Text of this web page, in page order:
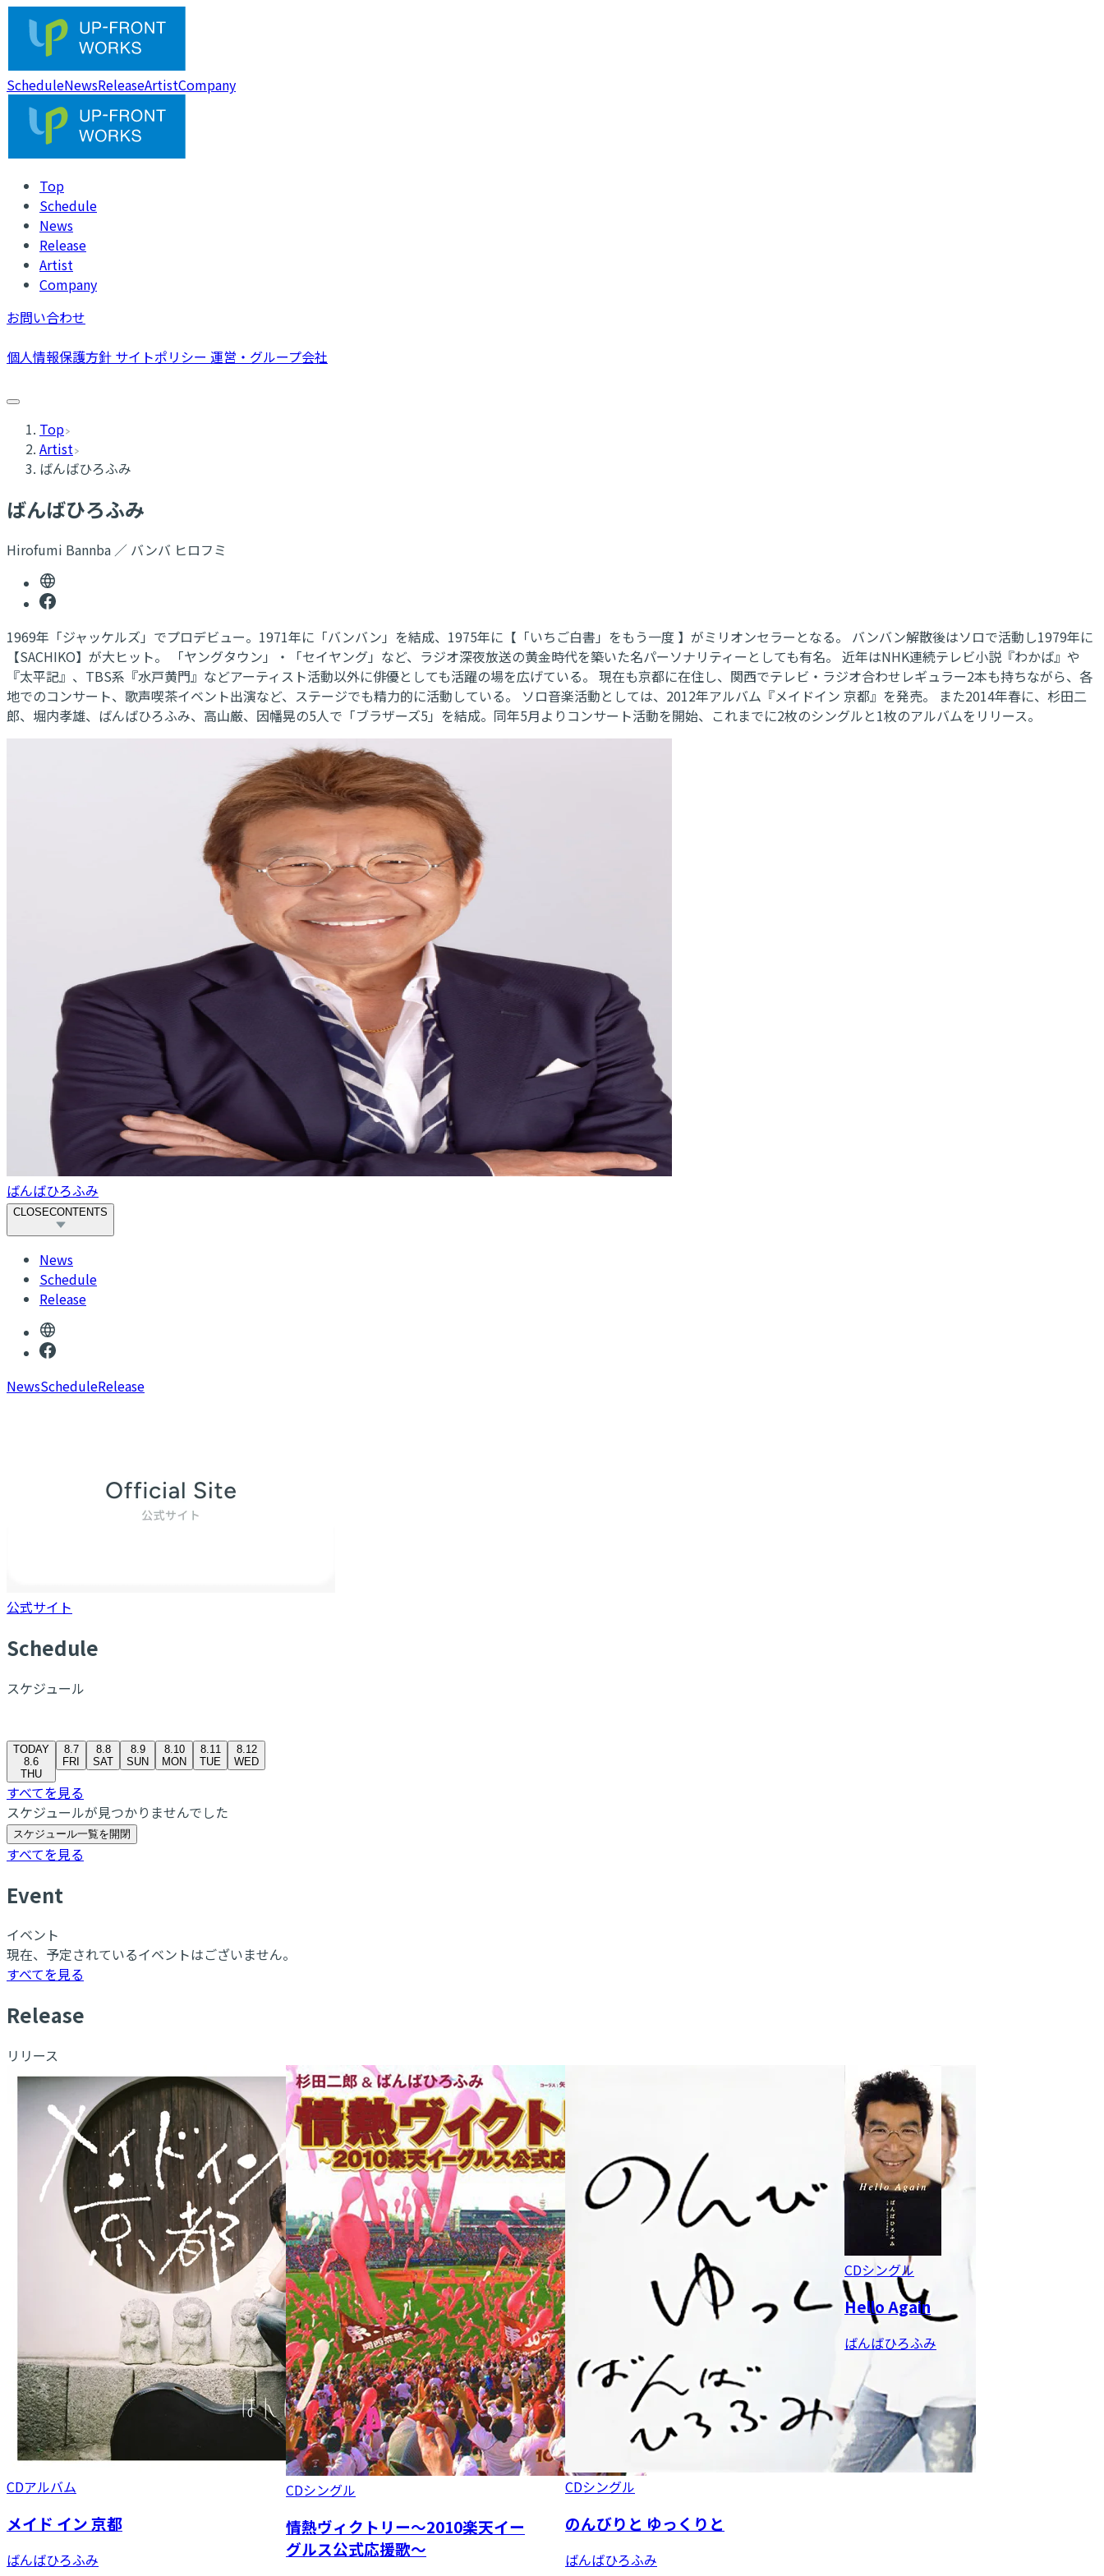
ScheduleNewsReleaseArtistCompany
Top
Schedule
News
Release
Artist
Company
お問い合わせ
個人情報保護方針 サイトポリシー 運営・グループ会社
Top
Artist
ばんばひろふみ
ばんばひろふみ
Hirofumi Bannba ／ バンバ ヒロフミ
1969年「ジャッケルズ」でプロデビュー。1971年に「バンバン」を結成、1975年に【「いちご白書」をもう一度 】がミリオンセラーとなる。 バンバン解散後はソロで活動し1979年に
【SACHIKO】が大ヒット。 「ヤングタウン」・「セイヤング」など、ラジオ深夜放送の黄金時代を築いた名パーソナリティーとしても有名。 近年はNHK連続テレビ小説『わかば』や
『太平記』、TBS系『水戸黄門』などアーティスト活動以外に俳優としても活躍の場を広げている。 現在も京都に在住し、関西でテレビ・ラジオ合わせレギュラー2本も持ちながら、各
地でのコンサート、歌声喫茶イベント出演など、ステージでも精力的に活動している。 ソロ音楽活動としては、2012年アルバム『メイドイン 京都』を発売。 また2014年春に、杉田二
郎、堀内孝雄、ばんばひろふみ、高山厳、因幡晃の5人で「ブラザーズ5」を結成。同年5月よりコンサート活動を開始、これまでに2枚のシングルと1枚のアルバムをリリース。
ばんばひろふみ
CLOSECONTENTS
News
Schedule
Release
NewsScheduleRelease
公式サイト
Schedule
スケジュール
TODAY
8.6
THU
8.7
FRI
8.8
SAT
8.9
SUN
8.10
MON
8.11
TUE
8.12
WED
すべてを見る
スケジュールが見つかりませんでした
スケジュール一覧を開閉
すべてを見る
Event
イベント
現在、予定されているイベントはございません。
すべてを見る
Release
リリース
CDアルバム
メイド イン 京都
ばんばひろふみ
CDシングル
情熱ヴィクトリー～2010楽天イー
グルス公式応援歌～
CDシングル
のんびりと ゆっくりと
ばんばひろふみ
CDシングル
Hello Again
ばんばひろふみ